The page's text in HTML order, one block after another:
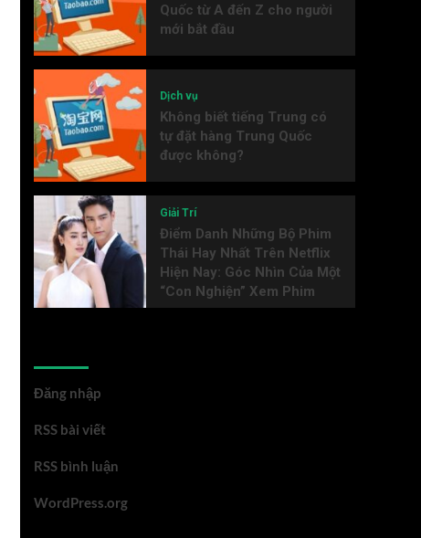
Quốc từ A đến Z cho người
mới bắt đầu
Dịch vụ
Không biết tiếng Trung có
tự đặt hàng Trung Quốc
được không?
Giải Trí
Điểm Danh Những Bộ Phim
Thái Hay Nhất Trên Netflix
Hiện Nay: Góc Nhìn Của Một
“Con Nghiện” Xem Phim
Đăng nhập
RSS bài viết
RSS bình luận
WordPress.org